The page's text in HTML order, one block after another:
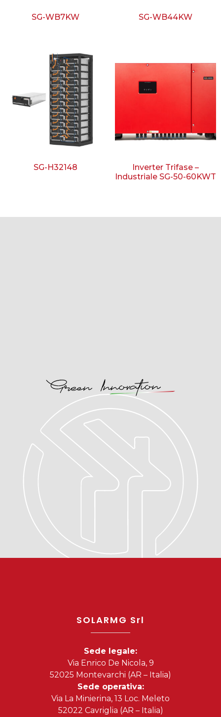
SG-WB7KW SG-WB44KW
SG-H32148
Inverter Trifase –
Industriale SG-50-60KWT
SOLARMG Srl
Sede legale:
Via Enrico De Nicola, 9
52025 Montevarchi (AR – Italia)
Sede operativa:
Via La Minierina, 13 Loc. Meleto
52022 Cavriglia (AR – Italia)